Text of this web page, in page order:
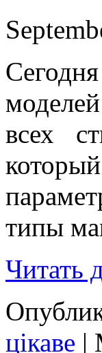
всех
типы
Читать
цікаве |